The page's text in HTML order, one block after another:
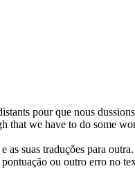
pour que nous
that we have to do some
suas traduções para
ou outro erro no